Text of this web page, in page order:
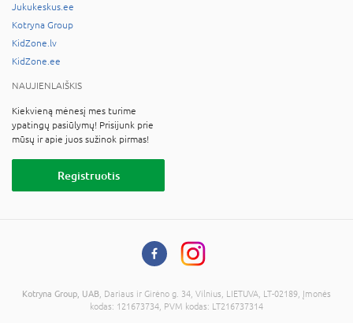
Jukukeskus.ee
Kotryna Group
KidZone.lv
KidZone.ee
NAUJIENLAIŠKIS
Kiekvieną mėnesį mes turime
ypatingų pasiūlymų! Prisijunk prie
mūsų ir apie juos sužinok pirmas!
Registruotis
Kotryna Group, UAB , Dariaus ir Girėno g. 34, Vilnius, LIETUVA, LT-02189, Įmonės
kodas: 121673734, PVM kodas: LT216737314